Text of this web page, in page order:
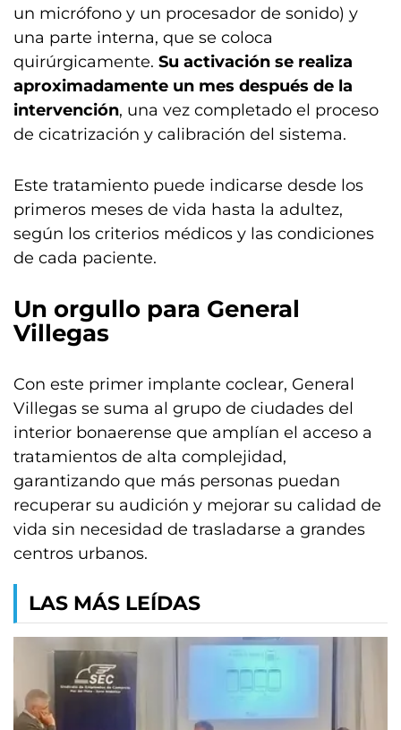
un micrófono y un procesador de sonido) y
una parte interna, que se coloca
quirúrgicamente. Su activación se realiza
aproximadamente un mes después de la
intervención, una vez completado el proceso
de cicatrización y calibración del sistema.
Este tratamiento puede indicarse desde los
primeros meses de vida hasta la adultez,
según los criterios médicos y las condiciones
de cada paciente.
Un orgullo para General
Villegas
Con este primer implante coclear, General
Villegas se suma al grupo de ciudades del
interior bonaerense que amplían el acceso a
tratamientos de alta complejidad,
garantizando que más personas puedan
recuperar su audición y mejorar su calidad de
vida sin necesidad de trasladarse a grandes
centros urbanos.
LAS MÁS LEÍDAS